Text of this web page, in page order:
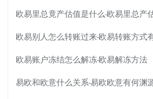
欧易里总竟产估值是什么-欧易里总产
欧易别人怎么转账过来-欧易转账方式
欧易账户冻结怎么解冻-欧易解冻方法
易欧和欧意什么关系-易欧欧意有何渊